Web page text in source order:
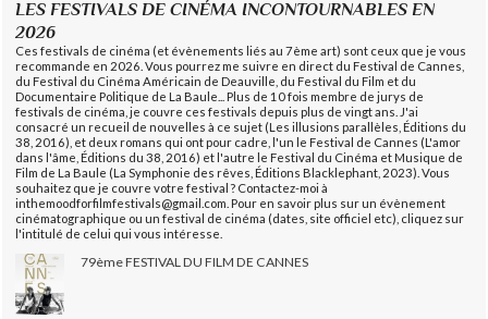
LES FESTIVALS DE CINÉMA INCONTOURNABLES EN
2026
Ces festivals de cinéma (et évènements liés au 7ème art) sont ceux que je vous
recommande en 2026. Vous pourrez me suivre en direct du Festival de Cannes,
du Festival du Cinéma Américain de Deauville, du Festival du Film et du
Documentaire Politique de La Baule... Plus de 10 fois membre de jurys de
festivals de cinéma, je couvre ces festivals depuis plus de vingt ans. J'ai
consacré un recueil de nouvelles à ce sujet (Les illusions parallèles, Éditions du
38, 2016), et deux romans qui ont pour cadre, l'un le Festival de Cannes (L'amor
dans l'âme, Éditions du 38, 2016) et l'autre le Festival du Cinéma et Musique de
Film de La Baule (La Symphonie des rêves, Éditions Blacklephant, 2023). Vous
souhaitez que je couvre votre festival ? Contactez-moi à
inthemoodforfilmfestivals@gmail.com. Pour en savoir plus sur un évènement
cinématographique ou un festival de cinéma (dates, site officiel etc), cliquez sur
l'intitulé de celui qui vous intéresse.
79ème FESTIVAL DU FILM DE CANNES